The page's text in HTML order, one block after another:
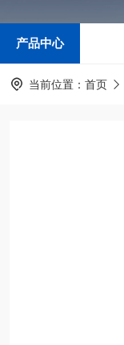
产品中心
当前位置： 首页